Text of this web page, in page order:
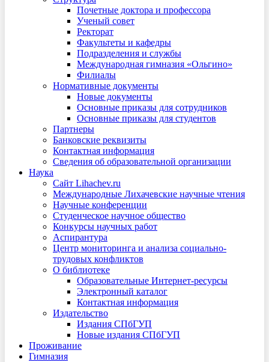
Почетные доктора и профессора
Ученый совет
Ректорат
Факультеты и кафедры
Подразделения и службы
Международная гимназия «Ольгино»
Филиалы
Нормативные документы
Новые документы
Основные приказы для сотрудников
Основные приказы для студентов
Партнеры
Банковские реквизиты
Контактная информация
Сведения об образовательной организации
Наука
Сайт Lihachev.ru
Международные Лихачевские научные чтения
Научные конференции
Студенческое научное общество
Конкурсы научных работ
Аспирантура
Центр мониторинга и анализа социально-
трудовых конфликтов
О библиотеке
Образовательные Интернет-ресурсы
Электронный каталог
Контактная информация
Издательство
Издания СПбГУП
Новые издания СПбГУП
Проживание
Гимназия